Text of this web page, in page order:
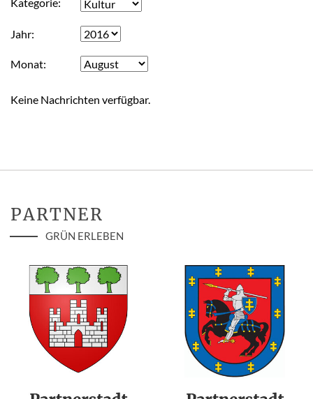
Jahr
Monat
Keine Nachrichten verfügbar.
PARTNER
GRÜN ERLEBEN